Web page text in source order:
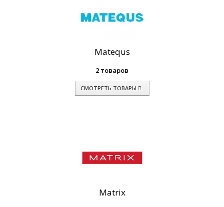
Matequs
2 товаров
СМОТРЕТЬ ТОВАРЫ
Matrix